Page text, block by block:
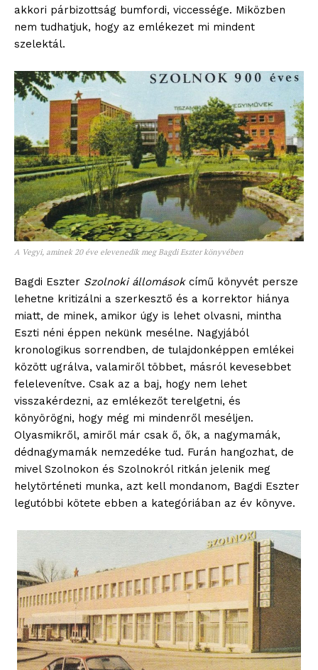
blogSZOLNOK
szubjektív élményportál
akkori párbizottság bumfordi, viccessége. Miközben
nem tudhatjuk, hogy az emlékezet mi mindent
szelektál.
A Vegyi, aminek 20 éve elevenedik meg Bagdi Eszter könyvében
Bagdi Eszter Szolnoki állomásokcímű könyvét persze
lehetne kritizálni a szerkesztő és a korrektor hiánya
miatt, de minek, amikor úgy is lehet olvasni, mintha
Eszti néni éppen nekünk mesélne. Nagyjából
kronologikus sorrendben, de tulajdonképpen emlékei
között ugrálva, valamiről többet, másról kevesebbet
felelevenítve. Csak az a baj, hogy nem lehet
visszakérdezni, az emlékezőt terelgetni, és
könyörögni, hogy még mi mindenről meséljen.
Olyasmikről, amiről már csak ő, ők, a nagymamák,
dédnagymamák nemzedéke tud. Furán hangozhat, de
mivel Szolnokon és Szolnokról ritkán jelenik meg
helytörténeti munka, azt kell mondanom, Bagdi Eszter
legutóbbi kötete ebben a kategóriában az év könyve.